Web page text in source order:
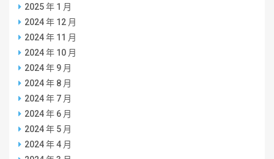
2025 年 1 月
2024 年 12 月
2024 年 11 月
2024 年 10 月
2024 年 9 月
2024 年 8 月
2024 年 7 月
2024 年 6 月
2024 年 5 月
2024 年 4 月